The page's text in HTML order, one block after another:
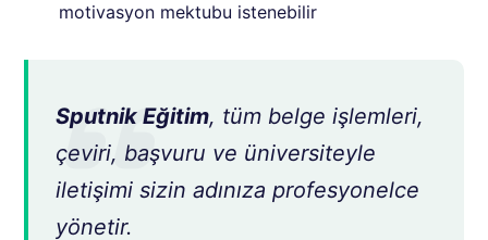
motivasyon mektubu istenebilir
Sputnik Eğitim, tüm belge işlemleri,
çeviri, başvuru ve üniversiteyle
iletişimi sizin adınıza profesyonelce
yönetir.